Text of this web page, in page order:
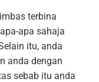
terbina
apa sahaja
itu, anda
anda dengan
sebab itu anda